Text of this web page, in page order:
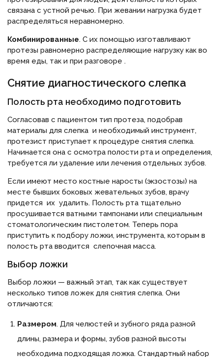
связана с устной речью. При жевании нагрузка будет
распределяться неравномерно.
Комбинированные. С их помощью изготавливают
протезы равномерно распределяющие нагрузку как во
время еды, так и при разговоре .
Снятие диагностического слепка
Полость рта необходимо подготовить
Согласовав с пациентом тип протеза, подобрав
материалы для слепка и необходимый инструмент,
протезист приступает к процедуре снятия слепка.
Начинается она с осмотра полости рта и определения,
требуется ли удаление или лечения отдельных зубов.
Если имеют место костные наросты (экзостозы) на
месте бывших боковых жевательных зубов, врачу
придется их удалить. Полость рта тщательно
просушивается ватными тампонами или специальным
стоматологическим пистолетом. Теперь пора
приступить к подбору ложки, инструмента, которым в
полость рта вводится слепочная масса.
Выбор ложки
Выбор ложки — важный этап, так как существует
несколько типов ложек для снятия слепка. Они
отличаются:
Размером. Для челюстей и зубного ряда разной
длины, размера и формы, зубов разной высоты
необходима подходящая ложка. Стандартный набор